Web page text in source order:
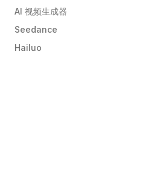
AI 视频生成器
Seedance
Hailuo